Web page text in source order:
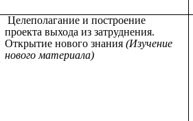
Целеполагание и построение
проекта выхода из затруднения.
Открытие нового знания(Изучение
нового материала)